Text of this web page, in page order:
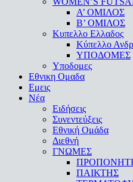
A’ ΟΜΙΛΟΣ
Β’ ΟΜΙΛΟΣ
Κυπελλο Ελλαδος
Κύπελλο
ΥΠΟΔΟΜΕΣ
Υποδομες
Εθνικη Ομαδα
Εμεις
Νέα
Ειδήσεις
Συνεντεύξεις
Εθνική Ομάδα
Διεθνή
ΓΝΩΜΕΣ
ΠΑΙΚΤΗΣ